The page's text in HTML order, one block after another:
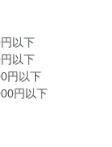
以下
以下
円以下
円以下